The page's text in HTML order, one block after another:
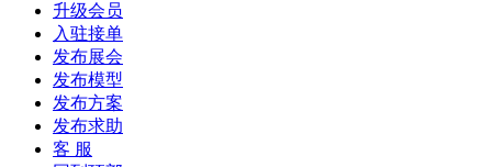
升级会员
入驻接单
发布展会
发布模型
发布方案
发布求助
客 服